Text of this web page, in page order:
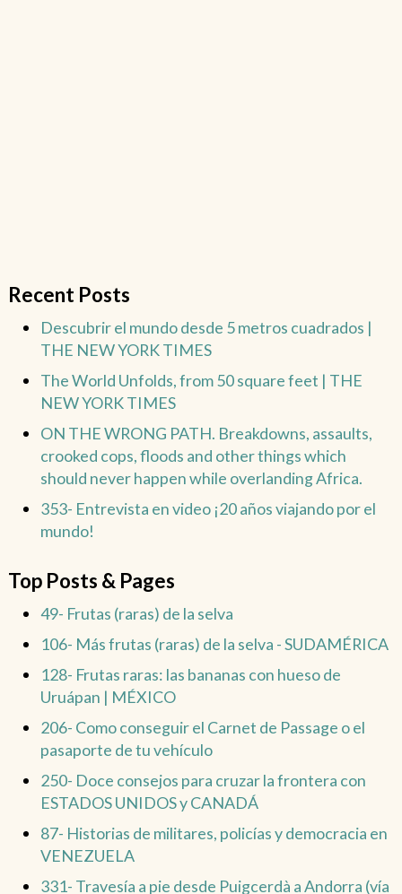
Recent Posts
Descubrir el mundo desde 5 metros cuadrados |
THE NEW YORK TIMES
The World Unfolds, from 50 square feet | THE
NEW YORK TIMES
ON THE WRONG PATH. Breakdowns, assaults,
crooked cops, floods and other things which
should never happen while overlanding Africa.
353- Entrevista en video ¡20 años viajando por el
mundo!
Top Posts & Pages
49- Frutas (raras) de la selva
106- Más frutas (raras) de la selva - SUDAMÉRICA
128- Frutas raras: las bananas con hueso de
Uruápan | MÉXICO
206- Como conseguir el Carnet de Passage o el
pasaporte de tu vehículo
250- Doce consejos para cruzar la frontera con
ESTADOS UNIDOS y CANADÁ
87- Historias de militares, policías y democracia en
VENEZUELA
331- Travesía a pie desde Puigcerdà a Andorra (vía